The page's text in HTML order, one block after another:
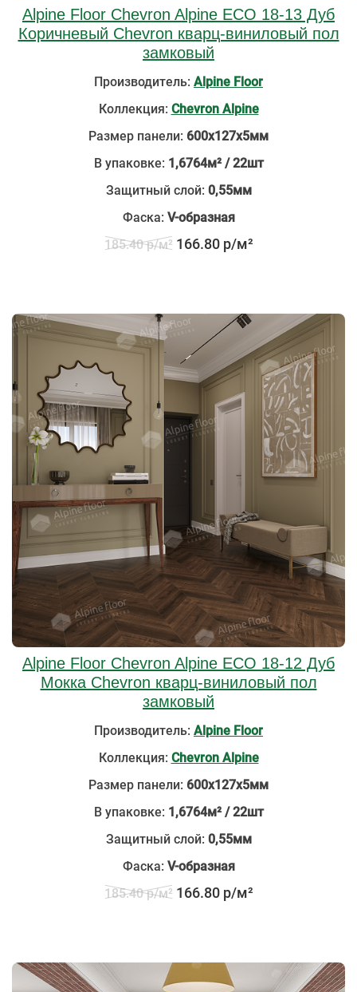
Alpine Floor Chevron Alpine ECO 18-13 Дуб
Коричневый Chevron кварц-виниловый пол
замковый
Производитель: Alpine Floor
Коллекция: Chevron Alpine
Размер панели: 600х127х5мм
В упаковке: 1,6764м² / 22шт
Защитный слой: 0,55мм
Фаска: V-образная
185.40 р/м² 166.80 р/м²
Alpine Floor Chevron Alpine ECO 18-12 Дуб
Мокка Chevron кварц-виниловый пол
замковый
Производитель: Alpine Floor
Коллекция: Chevron Alpine
Размер панели: 600х127х5мм
В упаковке: 1,6764м² / 22шт
Защитный слой: 0,55мм
Фаска: V-образная
185.40 р/м² 166.80 р/м²